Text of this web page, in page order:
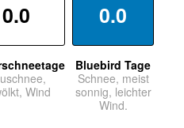
0.0
Wind
0.0
Bluebird Tage
Schnee, meist
sonnig, leichter
Wind.